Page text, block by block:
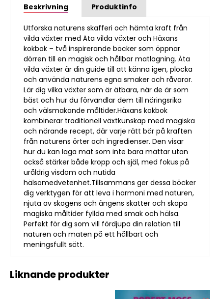
Beskrivning Produktinfo
Utforska naturens skafferi och hämta kraft från
vilda växter med Äta vilda växter och Häxans
kokbok – två inspirerande böcker som öppnar
dörren till en magisk och hållbar matlagning. Äta
vilda växter är din guide till att känna igen, plocka
och använda naturens egna smaker och råvaror.
Lär dig vilka växter som är ätbara, när de är som
bäst och hur du förvandlar dem till näringsrika
och välsmakande måltider.Häxans kokbok
kombinerar traditionell växtkunskap med magiska
och närande recept, där varje rätt bär på kraften
från naturens örter och ingredienser. Den visar
hur du kan laga mat som inte bara mättar utan
också stärker både kropp och själ, med fokus på
uråldrig visdom och nutida
hälsomedvetenhet.Tillsammans ger dessa böcker
dig verktygen för att leva i harmoni med naturen,
njuta av skogens och ängens skatter och skapa
magiska måltider fyllda med smak och hälsa.
Perfekt för dig som vill fördjupa din relation till
naturen och maten på ett hållbart och
meningsfullt sätt.
Liknande produkter